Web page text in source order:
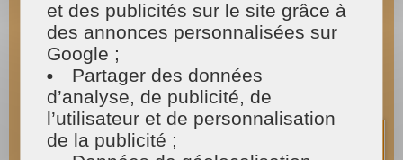
Pour le nettoyage de votre
lave-vaisselle :
Différentes opérations doivent être effectuées
régulièrement pour permettre un
fonctionnement optimum de l’appareil et obtenir
et des publicités sur le site grâce à
des annonces personnalisées sur
Google ;
Partager des données
d’analyse, de publicité, de
l’utilisateur et de personnalisation
de la publicité ;